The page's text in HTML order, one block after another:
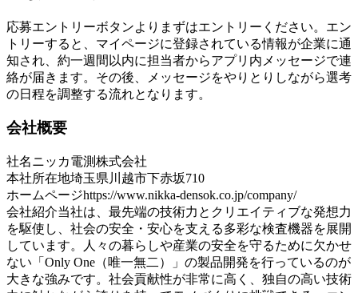
応募エントリーボタンよりまずはエントリーください。エン
トリーすると、マイページに登録されている情報が企業に通
知され、約一週間以内に担当者からアプリ内メッセージで連
絡が届きます。その後、メッセージをやりとりしながら選考
の日程を調整する流れとなります。
会社概要
社名ニッカ電測株式会社
本社所在地埼玉県川越市下赤坂710
ホームページhttps://www.nikka-densok.co.jp/company/
会社紹介当社は、最先端の技術力とクリエイティブな発想力
を駆使し、社会の安全・安心を支える多彩な検査機器を展開
しています。人々の暮らしや産業の安全を守るために欠かせ
ない「Only One（唯一無二）」の製品開発を行っているのが
大きな強みです。社会貢献性が非常に高く、独自の高い技術